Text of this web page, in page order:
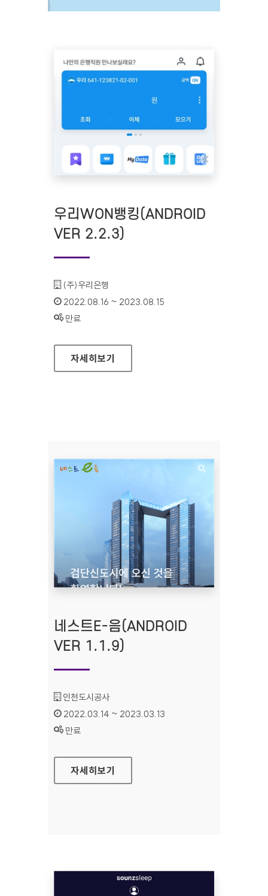
우리WON뱅킹(ANDROID
VER 2.2.3)
기관명 :
(주)우리은행
인증기간 :
2022.08.16 ~ 2023.08.15
상태 :
만료
우리WON뱅킹(ANDROID VER 2.2.3)
자세히보기
네스트E-음(ANDROID
VER 1.1.9)
기관명 :
인천도시공사
인증기간 :
2022.03.14 ~ 2023.03.13
상태 :
만료
네스트E-음(ANDROID VER 1.1.9)
자세히보기